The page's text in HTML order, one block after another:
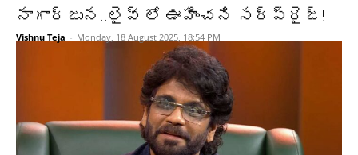
నాగార్జున..లైవ్ లో ఊహించని సర్ప్రైజ్!
Vishnu Teja - Monday, 18 August 2025, 18:54 PM